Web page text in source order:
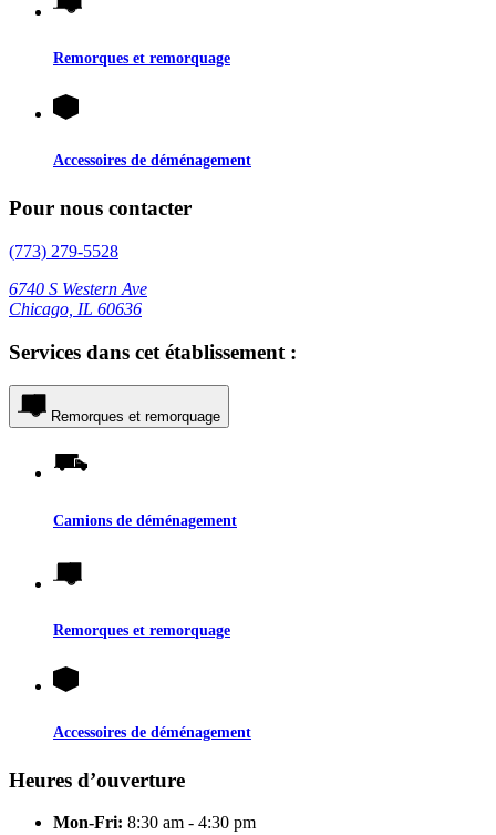
Remorques et remorquage
Accessoires de déménagement
Pour nous contacter
(773) 279-5528
6740 S Western Ave
Chicago, IL 60636
Services dans cet établissement :
Remorques et remorquage
Camions de déménagement
Remorques et remorquage
Accessoires de déménagement
Heures d’ouverture
Mon-Fri: 8:30 am - 4:30 pm